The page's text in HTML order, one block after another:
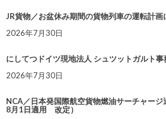
JR貨物／お盆休み期間の貨物列車の運転計画
2026年7月30日
にしてつドイツ現地法人 シュツットガルト
2026年7月30日
NCA／日本発国際航空貨物燃油サーチャー
8月1日適用 改定）